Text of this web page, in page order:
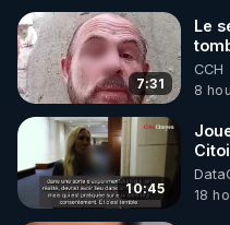
🌱 INSTAGRAM
https://
http://rgnr.li/instagram
🌱 LA NEWSLETTER
Pour ne pas rater
7:31
Le
CCH
8
10:45
18